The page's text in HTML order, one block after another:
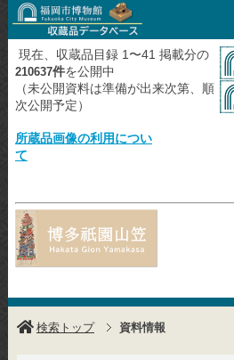
現在、収蔵品目録 1〜41 掲載分の
210637件を公開中
（未公開資料は準備が出来次第、順
次公開予定）
所蔵品画像の利用につい
て
検索トップ 資料情報